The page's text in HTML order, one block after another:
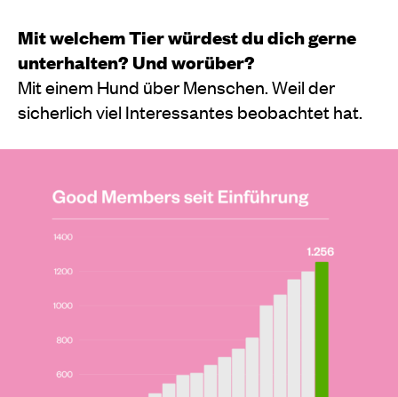
Mit welchem Tier würdest du dich gerne
unterhalten? Und worüber?
Mit einem Hund über Menschen. Weil der
sicherlich viel Interessantes beobachtet hat.